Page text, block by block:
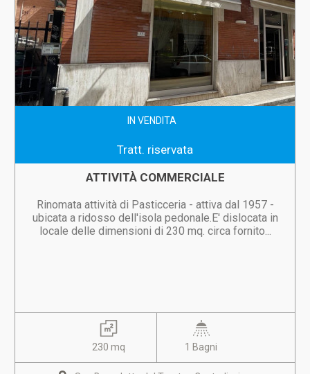
IN VENDITA
Tratt. riservata
ATTIVITÀ COMMERCIALE
Rinomata attività di Pasticceria - attiva dal 1957 -
ubicata a ridosso dell'isola pedonale.E' dislocata in
locale delle dimensioni di 230 mq. circa fornito...
230 mq 1 Bagni